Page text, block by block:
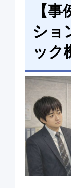
【
ショ
ック